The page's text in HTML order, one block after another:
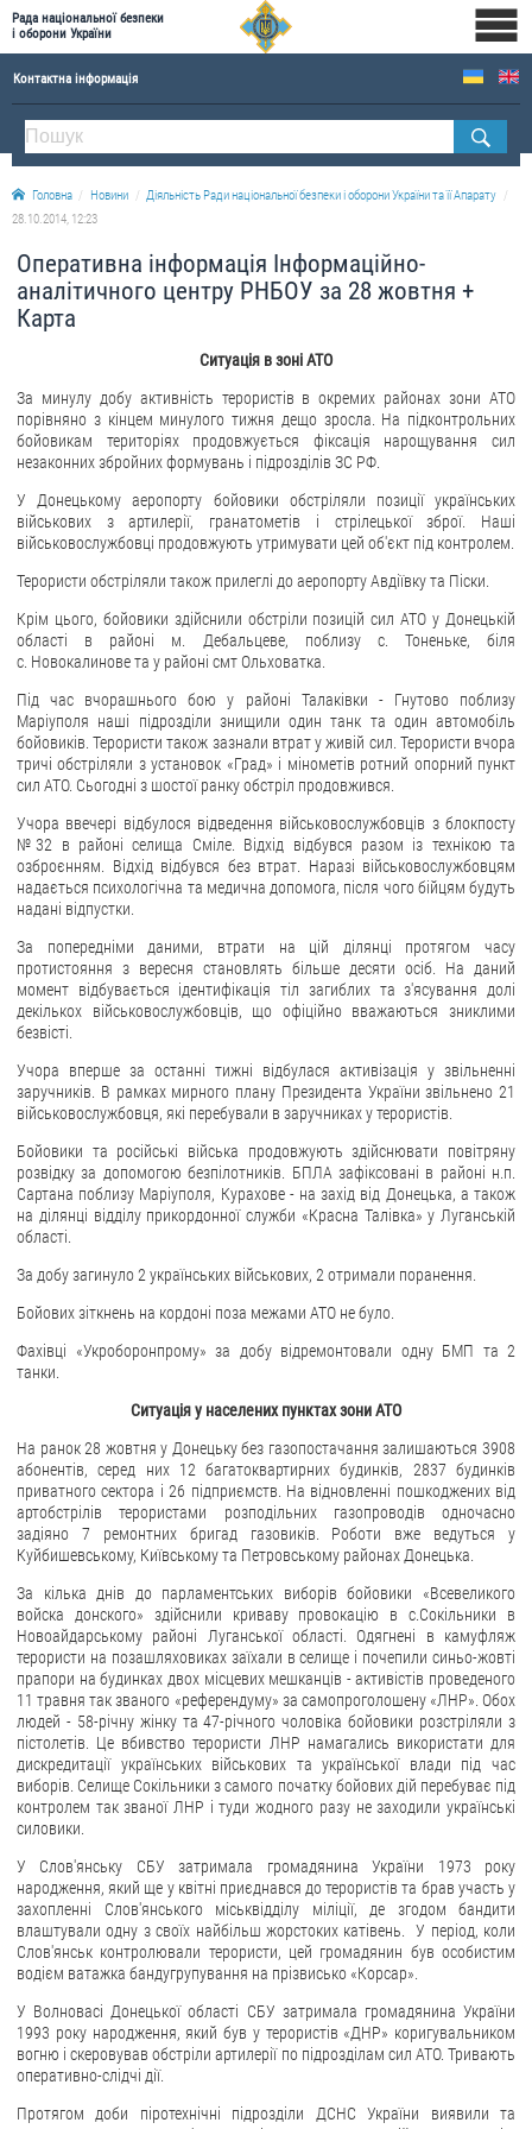
Рада національної безпеки
і оборони України
Контактна інформація
ПРО РНБОУ
Склад Ради національної безпеки і оборони України
Апарат Ради національної безпеки і оборони України
Історична довідка про діяльність Ради національної безпеки і оборони України
ОФІЦІЙНІ ДОКУМЕНТИ
Новини
Drone Deals
Фотогалерея
Відеогалерея
ЗВЕРНЕННЯ ГРОМАДЯН
Звернення громадян
Електронне звернення
ДОСТУП ДО ПУБЛІЧНОЇ ІНФОРМАЦІЇ
Організація доступу до публічної інформації
Запит на отримання публічної інформації
Облік публічної інформації
Питання запобігання корупції
Публічні закупівлі
ДЕРЖАВНИЙ РЕЄСТР САНКЦІЙ
Головна Новини
Діяльність Ради національної безпеки і оборони України та її Апарату
28.10.2014, 12:23
Оперативна інформація Інформаційно-
аналітичного центру РНБОУ за 28 жовтня +
Карта
Ситуація в зоні АТО
За минулу добу активність терористів в окремих районах зони АТО
порівняно з кінцем минулого тижня дещо зросла. На підконтрольних
бойовикам територіях продовжується фіксація нарощування сил
незаконних збройних формувань і підрозділів ЗС РФ.
У Донецькому аеропорту бойовики обстріляли позиції українських
військових з артилерії, гранатометів і стрілецької зброї. Наші
військовослужбовці продовжують утримувати цей об'єкт під контролем.
Терористи обстріляли також прилеглі до аеропорту Авдіївку та Піски.
Крім цього, бойовики здійснили обстріли позицій сил АТО у Донецькій
області в районі м. Дебальцеве, поблизу с. Тоненьке, біля
с. Новокалинове та у районі смт Ольховатка.
Під час вчорашнього бою у районі Талаківки - Гнутово поблизу
Маріуполя наші підрозділи знищили один танк та один автомобіль
бойовиків. Терористи також зазнали втрат у живій сил. Терористи вчора
тричі обстріляли з установок «Град» і мінометів ротний опорний пункт
сил АТО. Сьогодні з шостої ранку обстріл продовжився.
Учора ввечері відбулося відведення військовослужбовців з блокпосту
№32 в районі селища Сміле. Відхід відбувся разом із технікою та
озброєнням. Відхід відбувся без втрат. Наразі військовослужбовцям
надається психологічна та медична допомога, після чого бійцям будуть
надані відпустки.
За попередніми даними, втрати на цій ділянці протягом часу
протистояння з вересня становлять більше десяти осіб. На даний
момент відбувається ідентифікація тіл загиблих та з'ясування долі
декількох військовослужбовців, що офіційно вважаються зниклими
безвісті.
Учора вперше за останні тижні відбулася активізація у звільненні
заручників. В рамках мирного плану Президента України звільнено 21
військовослужбовця, які перебували в заручниках у терористів.
Бойовики та російські війська продовжують здійснювати повітряну
розвідку за допомогою безпілотників. БПЛА зафіксовані в районі н.п.
Сартана поблизу Маріуполя, Курахове - на захід від Донецька, а також
на ділянці відділу прикордонної служби «Красна Талівка» у Луганській
області.
За добу загинуло 2 українських військових, 2 отримали поранення.
Бойових зіткнень на кордоні поза межами АТО не було.
Фахівці «Укроборонпрому» за добу відремонтовали одну БМП та 2
танки.
Ситуація у населених пунктах зони АТО
На ранок 28 жовтня у Донецьку без газопостачання залишаються 3908
абонентів, серед них 12 багатоквартирних будинків, 2837 будинків
приватного сектора і 26 підприємств. На відновленні пошкоджених від
артобстрілів терористами розподільних газопроводів одночасно
задіяно 7 ремонтних бригад газовиків. Роботи вже ведуться у
Куйбишевському, Київському та Петровському районах Донецька.
За кілька днів до парламентських виборів бойовики «Всевеликого
войска донского» здійснили криваву провокацію в с.Сокільники в
Новоайдарському районі Луганської області. Одягнені в камуфляж
терористи на позашляховиках заїхали в селище і почепили синьо-жовті
прапори на будинках двох місцевих мешканців - активістів проведеного
11 травня так званого «референдуму» за самопроголошену «ЛНР». Обох
людей - 58-річну жінку та 47-річного чоловіка бойовики розстріляли з
пістолетів. Це вбивство терористи ЛНР намагались використати для
дискредитації українських військових та української влади під час
виборів. Селище Сокільники з самого початку бойових дій перебуває під
контролем так званої ЛНР і туди жодного разу не заходили українські
силовики.
У Слов'янську СБУ затримала громадянина України 1973 року
народження, який ще у квітні приєднався до терористів та брав участь у
захопленні Слов'янського міськвідділу міліції, де згодом бандити
влаштували одну з своїх найбільш жорстоких катівень. У період, коли
Слов'янськ контролювали терористи, цей громадянин був особистим
водієм ватажка бандугрупування на прізвисько «Корсар».
У Волновасі Донецької області СБУ затримала громадянина України
1993 року народження, який був у терористів «ДНР» коригувальником
вогню і скеровував обстріли артилерії по підрозділам сил АТО. Тривають
оперативно-слідчі дії.
Протягом доби піротехнічні підрозділи ДСНС України виявили та